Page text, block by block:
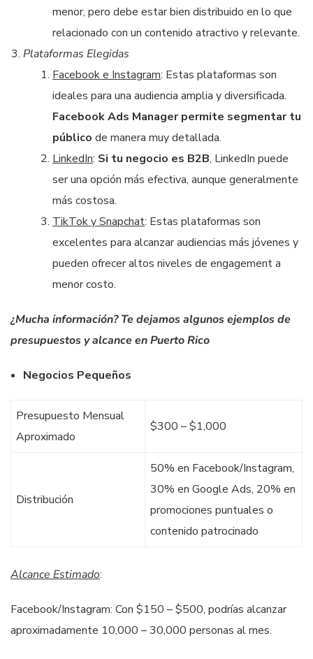
menor, pero debe estar bien distribuido en lo que
relacionado con un contenido atractivo y relevante.
Plataformas Elegidas
Facebook e Instagram: Estas plataformas son
ideales para una audiencia amplia y diversificada.
Facebook Ads Manager permite segmentar tu
público de manera muy detallada.
LinkedIn: Si tu negocio es B2B, LinkedIn puede
ser una opción más efectiva, aunque generalmente
más costosa.
TikTok y Snapchat: Estas plataformas son
excelentes para alcanzar audiencias más jóvenes y
pueden ofrecer altos niveles de engagement a
menor costo.
¿Mucha información? Te dejamos algunos ejemplos de
presupuestos y alcance en Puerto Rico
Negocios Pequeños
Presupuesto Mensual
Aproximado
$300 – $1,000
Distribución
50% en Facebook/Instagram,
30% en Google Ads, 20% en
promociones puntuales o
contenido patrocinado
Alcance Estimado:
Facebook/Instagram: Con $150 – $500, podrías alcanzar
aproximadamente 10,000 – 30,000 personas al mes.